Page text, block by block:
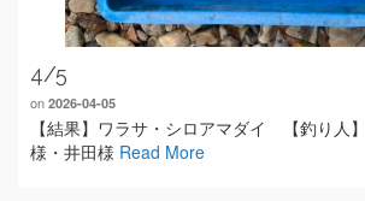
4/5
on 2026-04-05
【結果】ワラサ・シロアマダイ 【釣り人
様・井田様 Read More